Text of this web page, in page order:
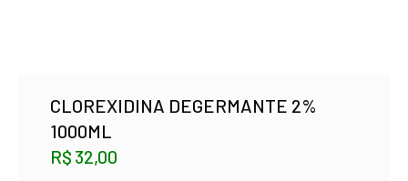
CLOREXIDINA DEGERMANTE 2%
1000ML
R$ 32,00